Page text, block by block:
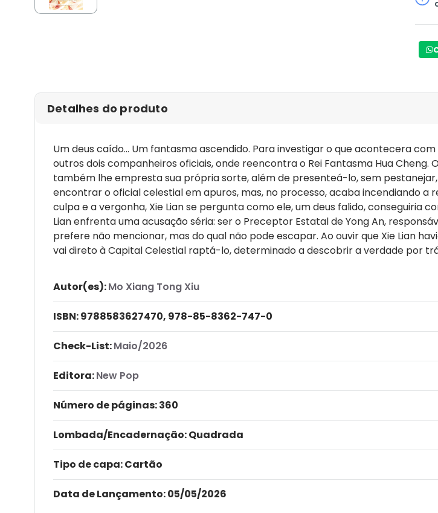
Detalhes do produto
Um deus caído... Um fantasma ascendido. Para investigar o que acontecera
outros dois companheiros oficiais, onde reencontra o Rei Fantasma Hua
também lhe empresta sua própria sorte, além de presenteá-lo, sem
encontrar o oficial celestial em apuros, mas, no processo, acaba incendiando a
culpa e a vergonha, Xie Lian se pergunta como ele, um deus falido, conseguiria
Lian enfrenta uma acusação séria: ser o Preceptor Estatal de Yong An,
prefere não mencionar, mas do qual não pode escapar. Ao ouvir que Xie Lian
vai direto à Capital Celestial raptá-lo, determinado a descobrir a verdade por
Autor(es):Mo Xiang Tong Xiu
ISBN:9788583627470, 978-85-8362-747-0
Check-List:Maio/2026
Editora:New Pop
Número de páginas: 360
Lombada/Encadernação: Quadrada
Tipo de capa:Cartão
Data de Lançamento:05/05/2026